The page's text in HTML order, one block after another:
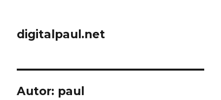
digitalpaul.net
Autor: paul